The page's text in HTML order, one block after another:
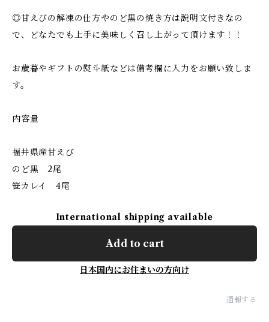
◎甘えびの解凍の仕方やのど黒の焼き方は説明文付きなの
で、どなたでも上手に美味しく召し上がって頂けます！！
お歳暮やギフトの熨斗紙などは備考欄に入力をお願い致しま
す。
内容量
福井県産甘えび
のど黒 2尾
笹カレイ 4尾
International shipping available
Add to cart
日本国内にお住まいの方向け
通報する